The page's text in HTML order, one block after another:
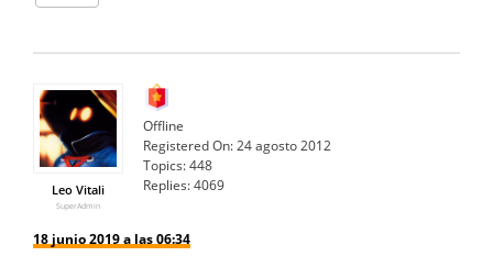
Leo Vitali
SuperAdmin
Offline
Registered On:24 agosto 2012
Topics:448
Replies:4069
18 junio 2019 a las 06:34